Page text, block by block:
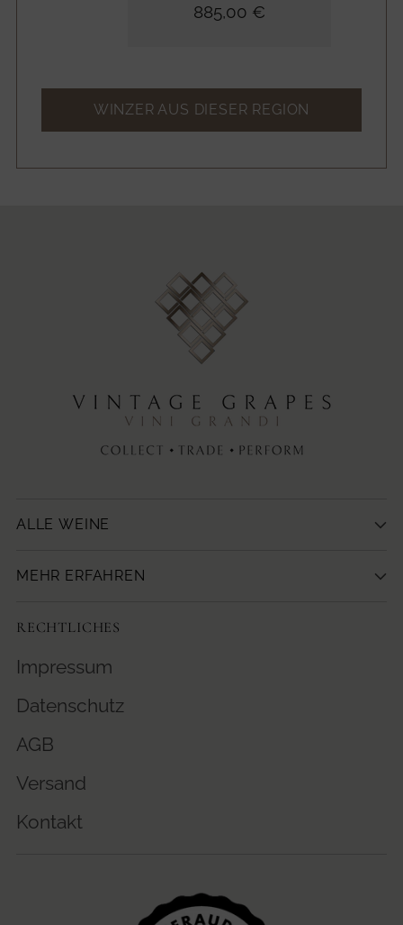
885,00 €
WINZER AUS DIESER REGION
ALLE WEINE
MEHR ERFAHREN
RECHTLICHES
Impressum
Datenschutz
AGB
Versand
Kontakt